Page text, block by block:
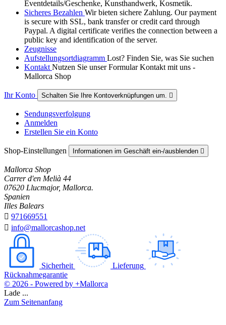
Eventdetails/Geschenke, Kunsthandwerk, Kosmetik.
Sicheres Bezahlen Wir bieten sichere Zahlung. Our payment
is secure with SSL, bank transfer or credit card through
Paypal. A digital certificate verifies the connection between a
public key and identification of the server.
Zeugnisse
Aufstellungsortdiagramm Lost? Finden Sie, was Sie suchen
Kontakt Nutzen Sie unser Formular Kontakt mit uns -
Mallorca Shop
Ihr Konto Schalten Sie Ihre Kontoverknüpfungen um. 
Sendungsverfolgung
Anmelden
Erstellen Sie ein Konto
Shop-Einstellungen Informationen im Geschäft ein-/ausblenden 
Mallorca Shop
Carrer d'en Melià 44
07620 Llucmajor, Mallorca.
Spanien
Illes Balears
 971669551
 info@mallorcashop.net
Sicherheit
Lieferung
Rücknahmegarantie
© 2026 - Powered by +Mallorca
Lade ...
Zum Seitenanfang